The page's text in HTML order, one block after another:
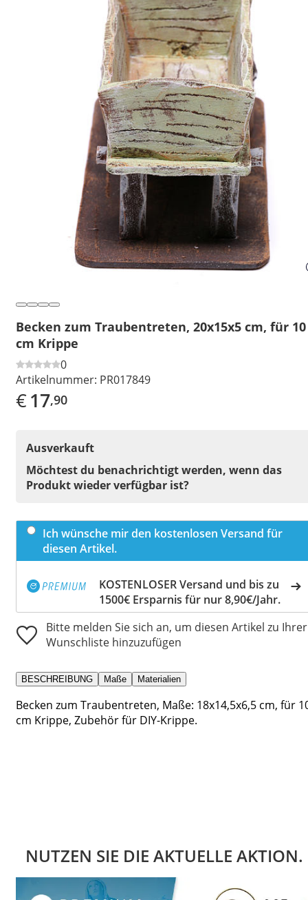
Becken zum Traubentreten, 20x15x5 cm, für 10
cm Krippe
0
Artikelnummer: PR017849
€17,90
Ausverkauft
Möchtest du benachrichtigt werden, wenn das
Produkt wieder verfügbar ist?
Ich wünsche mir den kostenlosen Versand für
diesen Artikel.
KOSTENLOSER Versand und bis zu
1500€ Ersparnis für nur 8,90€/Jahr.
Bitte melden Sie sich an, um diesen Artikel zu Ihrer
Wunschliste hinzuzufügen
BESCHREIBUNG Maße Materialien
Becken zum Traubentreten, Maße: 18x14,5x6,5 cm, für
cm Krippe, Zubehör für DIY-Krippe.
NUTZEN SIE DIE AKTUELLE AKTION.